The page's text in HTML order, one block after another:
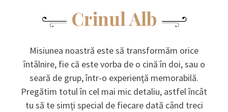
Crinul Alb
Misiunea noastră este să transformăm orice
întâlnire, fie că este vorba de o cină în doi, sau o
seară de grup, într-o experiență memorabilă.
Pregătim totul în cel mai mic detaliu, astfel încât
tu să te simți special de fiecare dată când treci